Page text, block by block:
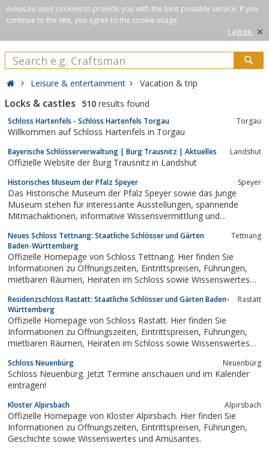
Axxus.eu uses cookies to provide you with the best possible service. If you
continue to the site, you agree to the cookie usage.
I agree. ×
Leisure & entertainment Vacation & trip
Locks & castles 510 results found
Schloss Hartenfels - Schloss Hartenfels Torgau Torgau
Willkommen auf Schloss Hartenfels in Torgau
Bayerische Schlösserverwaltung | Burg Trausnitz | Aktuelles Landshut
Offizielle Website der Burg Trausnitz in Landshut
Historisches Museum der Pfalz Speyer Speyer
Das Historische Museum der Pfalz Speyer sowie das Junge
Museum stehen für interessante Ausstellungen, spannende
Mitmachaktionen, informative Wissensvermittlung und
Neues Schloss Tettnang: Staatliche Schlösser und Gärten
Baden-Württemberg
Tettnang
Offizielle Homepage von Schloss Tettnang. Hier finden Sie
Informationen zu Öffnungszeiten, Eintrittspreisen, Führungen,
mietbaren Räumen, Heiraten im Schloss sowie Wissenswertes
Residenzschloss Rastatt: Staatliche Schlösser und Gärten Baden-
Württemberg
Rastatt
Offizielle Homepage von Schloss Rastatt. Hier finden Sie
Informationen zu Öffnungszeiten, Eintrittspreisen, Führungen,
mietbaren Räumen, Heiraten im Schloss sowie Wissenswertes
Schloss Neuenbürg Neuenbürg
Schloss Neuenbürg. Jetzt Termine anschauen und im Kalender
eintragen!
Kloster Alpirsbach Alpirsbach
Offizielle Homepage von Kloster Alpirsbach. Hier finden Sie
Informationen zu Öffnungszeiten, Eintrittspreisen, Führungen,
Geschichte sowie Wissenswertes und Amüsantes.